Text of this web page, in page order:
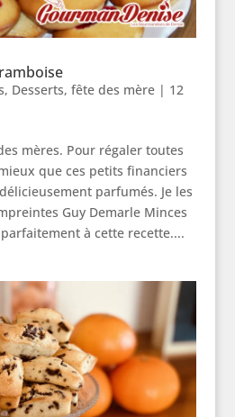
, Desserts, fête des mère| 12
mères. Pour régaler toutes
que ces petits financiers
parfumés. Je les
Guy Demarle Minces
à cette recette....